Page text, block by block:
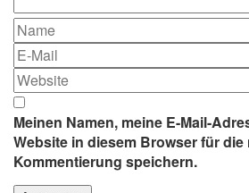
Meinen Namen, meine E-Mail-
Website in diesem Browser für die
Kommentierung speichern.